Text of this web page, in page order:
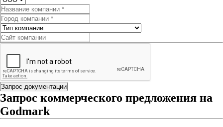
Запрос документации
Запрос коммерческого предложения на
Godmark